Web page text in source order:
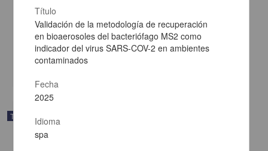
Elaboración y evaluación de películas sublinguales a base de
passiflora para el tratamiento de ansiedad
Rodríguez Lovera, Juan Carlos
Biología y Química,Medicina y Ciencias de la Salud
Trabajo de grado
Título
Validación de la metodología de recuperación
en bioaerosoles del bacteriófago MS2 como
indicador del virus SARS-COV-2 en ambientes
contaminados
Fecha
2025
Idioma
spa